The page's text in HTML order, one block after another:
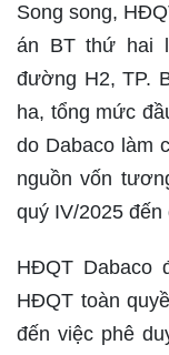
Song song,
án BT thứ hai
đường H2, TP.
ha, tổng mức
do Dabaco làm
nguồn vốn
quý IV/2025 đến
HĐQT Dabaco
HĐQT toàn
đến việc phê